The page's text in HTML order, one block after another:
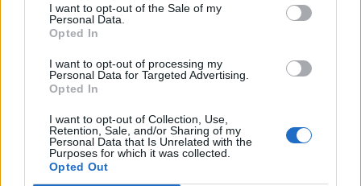
I want to opt-out of the Sale of my
Personal Data.
Opted In
I want to opt-out of processing my
Personal Data for Targeted Advertising.
Opted In
I want to opt-out of Collection, Use,
Retention, Sale, and/or Sharing of my
Personal Data that Is Unrelated with the
Purposes for which it was collected.
Opted Out